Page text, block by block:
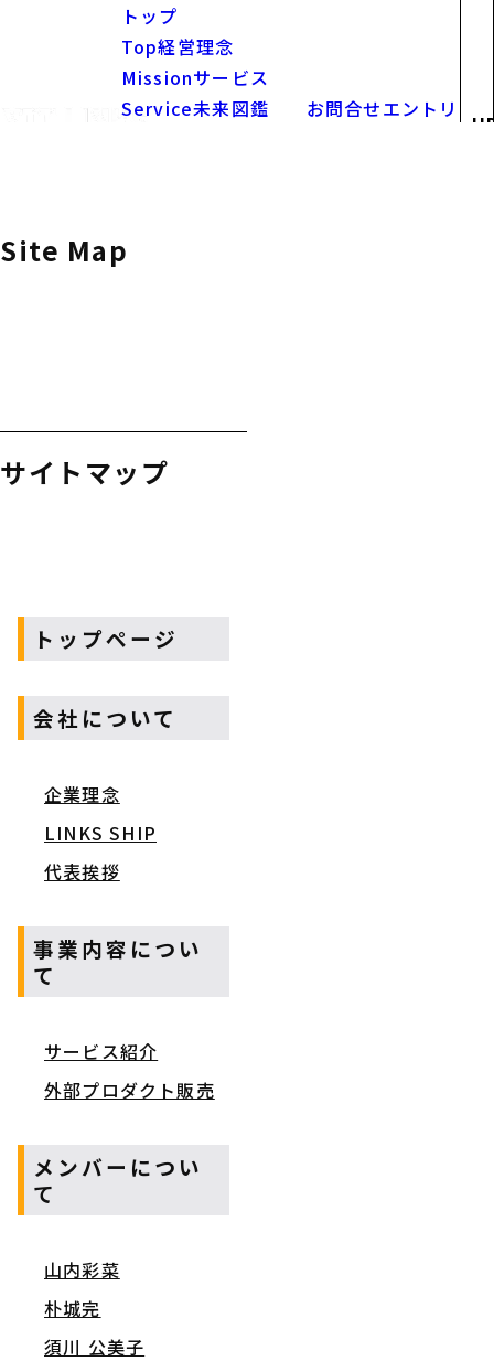
トップ
Top経営理念
Missionサービス
Service未来図鑑
お問合せエントリ
Site Map
サイトマップ
トップページ
会社について
企業理念
LINKS SHIP
代表挨拶
事業内容につい
て
サービス紹介
外部プロダクト販売
メンバーについ
て
山内彩菜
朴城完
須川 公美子